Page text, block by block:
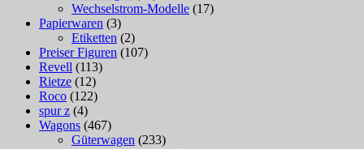
Wechselstrom-Modelle (17)
Papierwaren (3)
Etiketten (2)
Preiser Figuren (107)
Revell (113)
Rietze (12)
Roco (122)
spur z (4)
Wagons (467)
Güterwagen (233)